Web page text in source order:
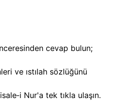
cevap bulun;
ve ıstılah sözlüğünü
Nur'a tek tıkla ulaşın.